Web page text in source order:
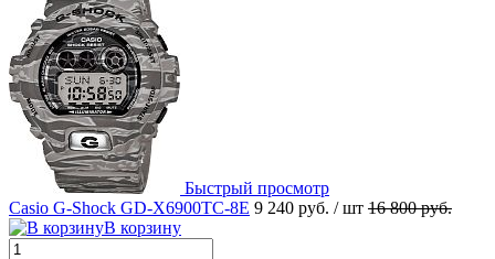
Быстрый просмотр
Casio G-Shock GD-X6900TC-8E 9 240 руб. / шт 16 800 руб.
В корзину